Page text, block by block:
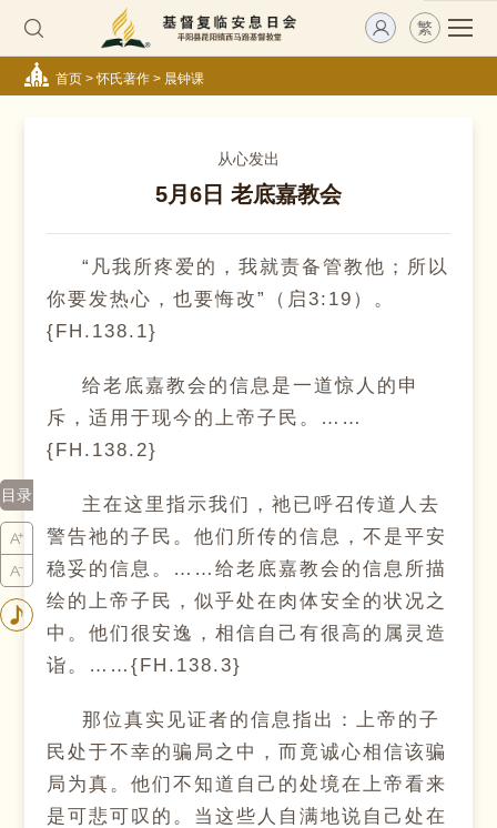
繁
首页>怀氏著作> 晨钟课
从心发出
5月6日 老底嘉教会
“凡我所疼爱的，我就责备管教他；所以
你要发热心，也要悔改”（启3:19）。
{FH.138.1}
给老底嘉教会的信息是一道惊人的申
斥，适用于现今的上帝子民。……
{FH.138.2}
主在这里指示我们，祂已呼召传道人去
警告祂的子民。他们所传的信息，不是平安
稳妥的信息。……给老底嘉教会的信息所描
绘的上帝子民，似乎处在肉体安全的状况之
中。他们很安逸，相信自己有很高的属灵造
诣。……{FH.138.3}
那位真实见证者的信息指出：上帝的子
民处于不幸的骗局之中，而竟诚心相信该骗
局为真。他们不知道自己的处境在上帝看来
是可悲可叹的。当这些人自满地说自己处在
目录